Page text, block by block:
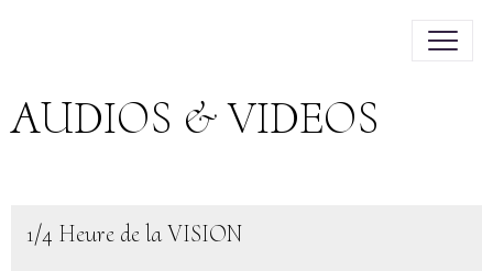
AUDIOS & VIDEOS
1/4 Heure de la VISION